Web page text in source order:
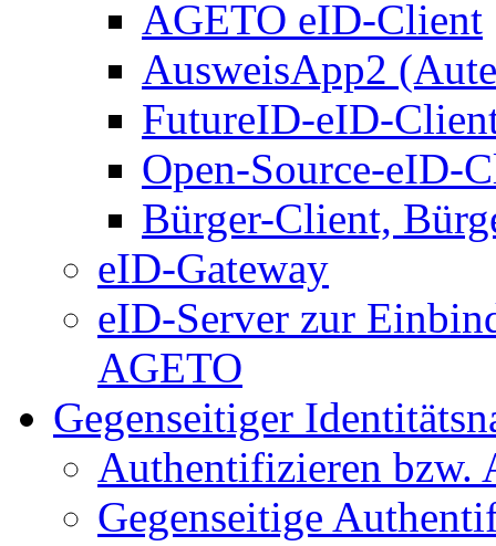
AGETO eID-Client
AusweisApp2
FutureID-eID-
Open-Source-eID-
Bürger-Client,
eID-Gateway
eID-Server zur
AGETO
Gegenseitiger
Authentifizieren bzw.
Gegenseitige